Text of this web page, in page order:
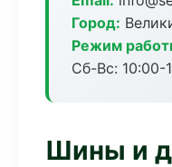
Город:
Режим
Сб-Вс: 10:00-
Шины и